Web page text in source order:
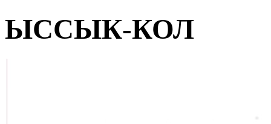
ЫССЫК-КОЛ